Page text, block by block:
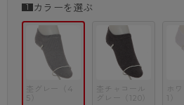
カラーを選ぶ
杢グレー（4
5）
杢チャコール
グレー（120）
ホ
1）